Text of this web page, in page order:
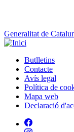
Generalitat de
Peu
Butlletins
Contacte
Avís legal
Política de
Mapa web
Declaració